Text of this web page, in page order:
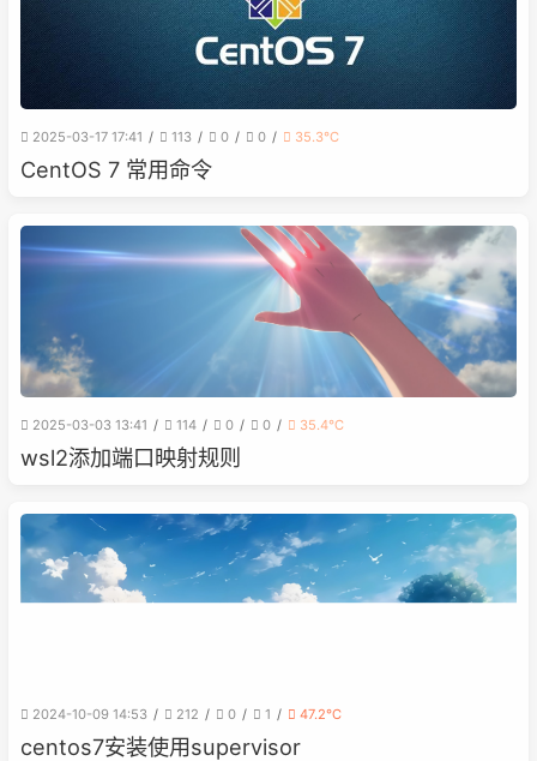
2025-03-17 17:41 113 0 0 35.3℃
CentOS 7 常用命令
2025-03-03 13:41 114 0 0 35.4℃
wsl2添加端口映射规则
2024-10-09 14:53 212 0 1 47.2℃
centos7安装使用supervisor